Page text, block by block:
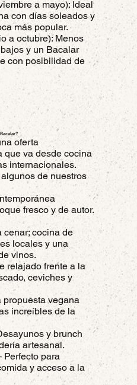
a mayo): Ideal
con días soleados y
más popular.
a octubre): Menos
y un Bacalar
con posibilidad de
oferta
que va desde cocina
internacionales.
de nuestros
fresco y de autor.
cenar; cocina de
locales y una
vinos.
relajado frente a la
ceviches y
propuesta vegana
increíbles de la
y brunch
artesanal.
Perfecto para
y acceso a la